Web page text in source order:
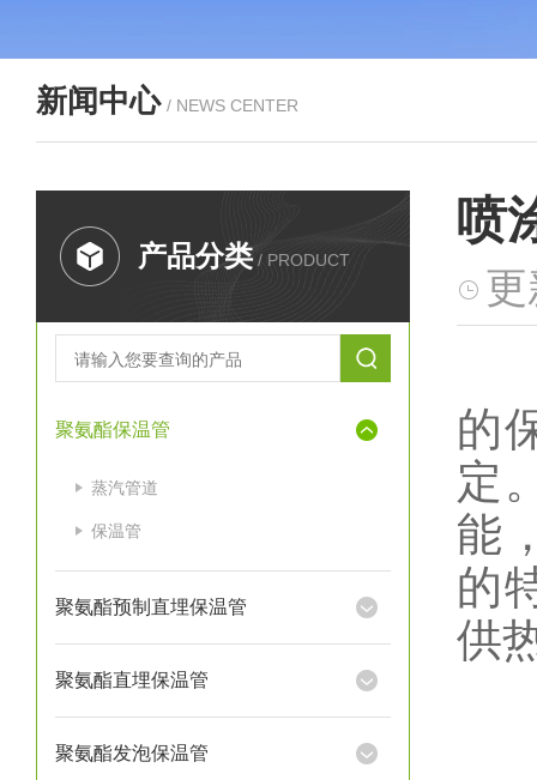
新闻中心 / NEWS CENTER
产品分类 / PRODUCT
聚氨酯保温管
蒸汽管道
保温管
聚氨酯预制直埋保温管
聚氨酯直埋保温管
聚氨酯发泡保温管
喷
的
定
能
的
供